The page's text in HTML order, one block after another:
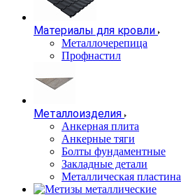
Материалы для кровли
Металлочерепица
Профнастил
Металлоизделия
Анкерная плита
Анкерные тяги
Болты фундаментные
Закладные детали
Металлическая пластина